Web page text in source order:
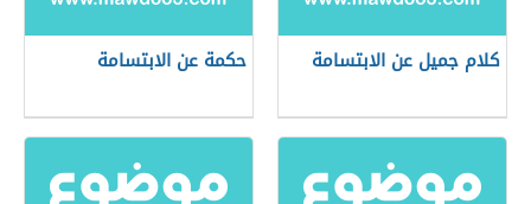
كلام جميل عن الابتسامة حكمة عن الابتسامة